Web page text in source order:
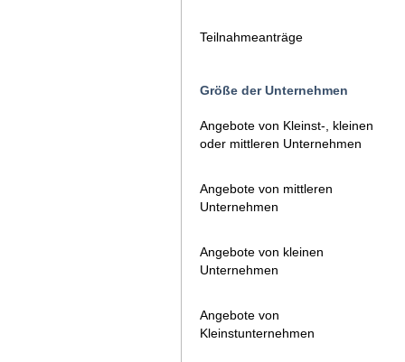
Teilnahmeanträge
Größe der Unternehmen
Angebote von Kleinst-, kleinen
oder mittleren Unternehmen
Angebote von mittleren
Unternehmen
Angebote von kleinen
Unternehmen
Angebote von
Kleinstunternehmen